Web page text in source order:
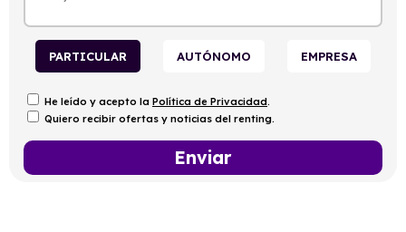
PARTICULAR AUTÓNOMO EMPRESA
He leído y acepto la Política de Privacidad.
Quiero recibir ofertas y noticias del renting.